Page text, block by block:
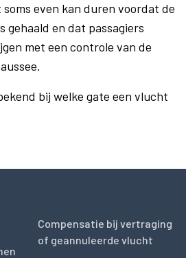
even kan duren voordat de
gehaald en dat passagiers
met een controle van de
bij welke gate een vlucht
Compensatie bij vertraging
of geannuleerde vlucht